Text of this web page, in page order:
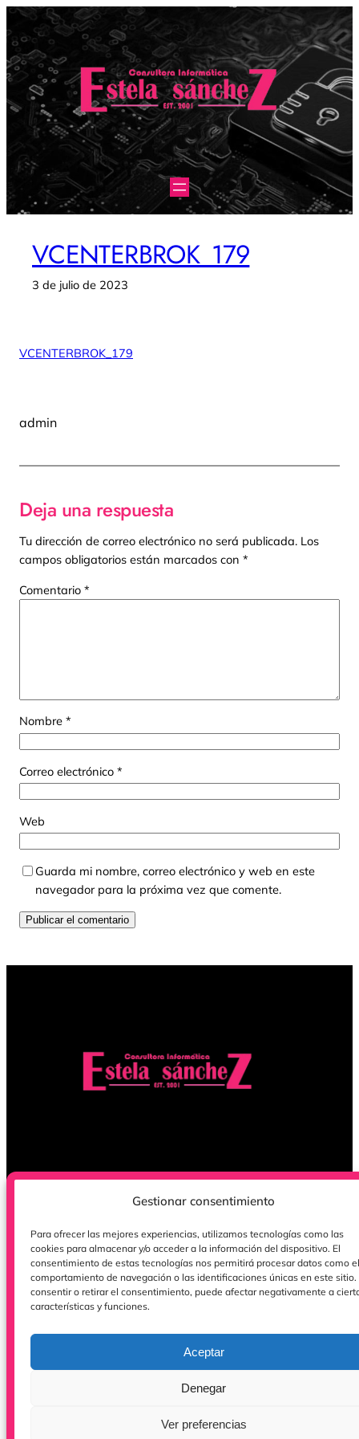
Gestionar consentimiento
Para ofrecer las mejores experiencias, utilizamos tecnologías como las
cookies para almacenar y/o acceder a la información del dispositivo. El
consentimiento de estas tecnologías nos permitirá procesar datos como el
comportamiento de navegación o las identificaciones únicas en este sitio.
consentir o retirar el consentimiento, puede afectar negativamente a
características y funciones.
Aceptar
Denegar
Ver preferencias
Saltar
al
contenido
VCENTERBROK_179
3 de julio de 2023
VCENTERBROK_179
admin
Deja una respuesta
Tu dirección de correo electrónico no será publicada. Los
campos obligatorios están marcados con *
Comentario *
Nombre *
Correo electrónico *
Web
Guarda mi nombre, correo electrónico y web en este
navegador para la próxima vez que comente.
Términos y condiciones
Política de cookies (UE)